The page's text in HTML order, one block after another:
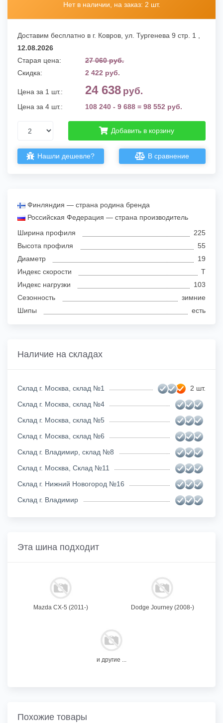
Нет в наличии, на заказ: 2 шт.
Доставим бесплатно в г. Ковров, ул. Тургенева 9 стр. 1
12.08.2026
Старая цена:
27 060 руб.
Скидка:
2 422 руб.
Цена за 1 шт.: 24 638 руб.
Цена за 4 шт.: 108 240 - 9 688 = 98 552 руб.
Добавить в корзину
Нашли дешевле? В сравнение
Финляндия — страна родина бренда
Российская Федерация — страна производитель
Ширина профиля
225
Высота профиля
55
Диаметр
19
Индекс скорости
T
Индекс нагрузки
103
Сезонность
зимние
Шипы
есть
Наличие на складах
Склад г. Москва, склад №1
2 шт.
Склад г. Москва, склад №4
Склад г. Москва, склад №5
Склад г. Москва, склад №6
Склад г. Владимир, склад №8
Склад г. Москва, Склад №11
Склад г. Нижний Новогород №16
Склад г. Владимир
Эта шина подходит
Mazda CX-5 (2011-) Dodge Journey (2008-)
и другие ...
Похожие товары